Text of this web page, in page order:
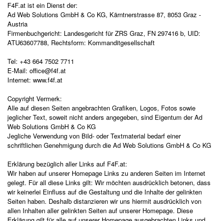
F4F.at ist ein Dienst der:
Ad Web Solutions GmbH & Co KG, Kärntnerstrasse 87, 8053 Graz -
Austria
Firmenbuchgericht: Landesgericht für ZRS Graz, FN 297416 b, UID:
ATU63607788, Rechtsform: Kommanditgesellschaft
Tel: +43 664 7502 7711
E-Mail: office@f4f.at
Internet: www.f4f.at
Copyright Vermerk:
Alle auf diesen Seiten angebrachten Grafiken, Logos, Fotos sowie
jeglicher Text, soweit nicht anders angegeben, sind Eigentum der Ad
Web Solutions GmbH & Co KG
Jegliche Verwendung von Bild- oder Textmaterial bedarf einer
schriftlichen Genehmigung durch die Ad Web Solutions GmbH & Co KG
Erklärung bezüglich aller Links auf F4F.at:
Wir haben auf unserer Homepage Links zu anderen Seiten im Internet
gelegt. Für all diese Links gilt: Wir möchten ausdrücklich betonen, dass
wir keinerlei Einfluss auf die Gestaltung und die Inhalte der gelinkten
Seiten haben. Deshalb distanzieren wir uns hiermit ausdrücklich von
allen Inhalten aller gelinkten Seiten auf unserer Homepage. Diese